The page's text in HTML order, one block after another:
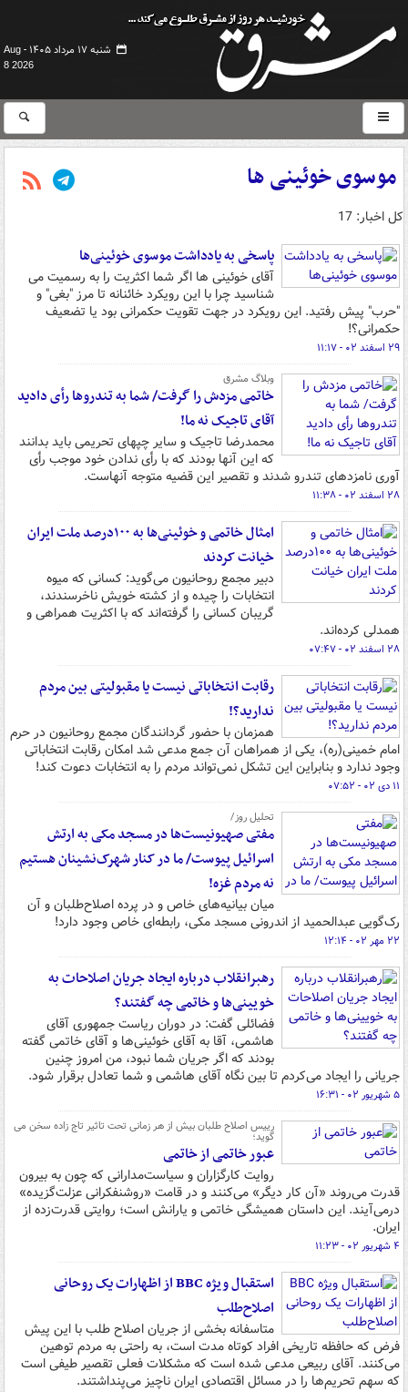
شنبه ۱۷ مرداد ۱۴۰۵ -
Aug
8 2026
موسوی خوئینی ها
کل اخبار: 17
پاسخی به یادداشت موسوی خوئینی‌ها
آقای خوئینی ها اگر شما اکثریت را به رسمیت می
شناسید چرا با این رویکرد خائنانه تا مرز "بغی" و
"حرب" پیش رفتید. این رویکرد در جهت تقویت حکمرانی بود یا تضعیف
حکمرانی؟!
۲۹ اسفند ۰۲ - ۱۱:۱۷
وبلاگ مشرق
خاتمی مزدش را گرفت/ شما به تندروها رأی دادید
آقای تاجیک نه ما!
محمدرضا تاجیک و سایر چپهای تحریمی باید بدانند
که این آنها بودند که با رأی ندادن خود موجب رأی
آوری نامزدهای تندرو شدند و تقصیر این قضیه متوجه آنهاست.
۲۸ اسفند ۰۲ - ۱۱:۳۸
امثال خاتمی و خوئینی‌ها به ۱۰۰درصد ملت ایران
خیانت کردند
دبیر مجمع روحانیون می‌گوید: کسانی که میوه
انتخابات را چیده‌ و از کشته خویش ناخرسندند،‌
گریبان کسانی را گرفته‌اند که با اکثریت همراهی و
همدلی کرده‌اند.
۲۸ اسفند ۰۲ - ۰۷:۴۷
رقابت انتخاباتی نیست یا مقبولیتی بین مردم
ندارید؟!
همزمان با حضور گردانندگان مجمع روحانیون در حرم
امام خمینی(ره)‌، یکی از همراهان آن جمع مدعی شد امکان رقابت انتخاباتی
وجود ندارد و بنابراین این تشکل نمی‌تواند مردم را به انتخابات دعوت کند!
۱۱ دی ۰۲ - ۰۷:۵۲
تحلیل روز/
مفتی صهیونیست‌ها در مسجد مکی به ارتش
اسرائیل پیوست/ ما در کنار شهرک‌نشینان هستیم
نه مردم غزه!
میان بیانیه‌های خاص و در پرده اصلاح‌طلبان و آن
رک‌گویی عبدالحمید از اندرونی مسجد مکی، رابطه‌ای خاص وجود دارد!
۲۲ مهر ۰۲ - ۱۲:۱۴
رهبرانقلاب درباره ایجاد جریان اصلاحات به
خویینی‌ها و خاتمی چه گفتند؟
فضائلی گفت: در دوران ریاست جمهوری آقای
هاشمی، آقا به آقای خوئینی‌ها و آقای خاتمی گفته
بودند که اگر جریان شما نبود، من امروز چنین
جریانی را ایجاد می‌کردم تا بین نگاه آقای هاشمی و شما تعادل برقرار شود.
۵ شهریور ۰۲ - ۱۶:۳۱
رییس اصلاح طلبان بیش از هر زمانی تحت تاثیر تاج زاده سخن می
گوید؛
عبور خاتمی از خاتمی
روایت کارگزاران و سیاست‌مدارانی که چون به بیرون
قدرت می‌روند «آن کار دیگر» می‌کنند و در قامت «روشنفکرانی عزلت‌گزیده»
درمی‌آیند. این داستان همیشگی خاتمی و یارانش است؛ روایتی قدرت‌زده از
ایران.
۴ شهریور ۰۲ - ۱۱:۲۳
استقبال ویژه BBC از اظهارات یک روحانی
اصلاح‌طلب
متاسفانه بخشی از جریان اصلاح طلب با این پیش
فرض که حافظه تاریخی افراد کوتاه مدت است، به راحتی به مردم توهین
می‌کنند. آقای ربیعی مدعی شده است که مشکلات فعلی تقصیر طیفی است
که سهم تحریم‌ها را در مسائل اقتصادی ایران ناچیز می‌پنداشتند.